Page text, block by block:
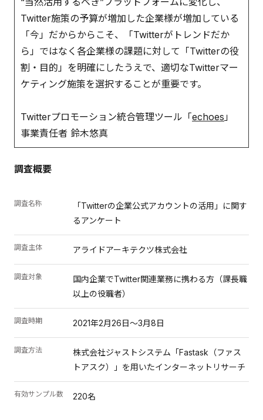
Twitter施策の予算が増加した企業様が増加している
「今」だからからこそ、「Twitterがトレンドだか
ら」ではなく各企業様の課題に対して「Twitterの役
割・目的」を明確にしたうえで、適切なTwitterマー
ケティング施策を選択することが重要です。
Twitterプロモーション統合管理ツール「echoes」
事業責任者 鈴木悠真
調査概要
調査名称
「Twitterの企業公式アカウントの活用」に関す
るアンケート
調査主体 アライドアーキテクツ株式会社
調査対象
国内企業でTwitter関連業務に携わる方（課長職
以上の役職者）
調査時期 2021年2月26日～3月8日
調査方法
株式会社ジャストシステム「Fastask（ファス
トアスク）」を用いたインターネットリサーチ
有効サンプル数 220名